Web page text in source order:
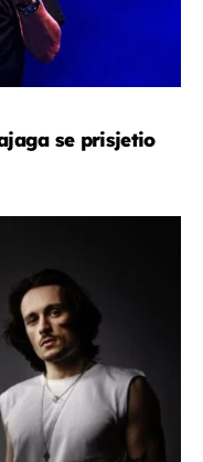
se prisjetio